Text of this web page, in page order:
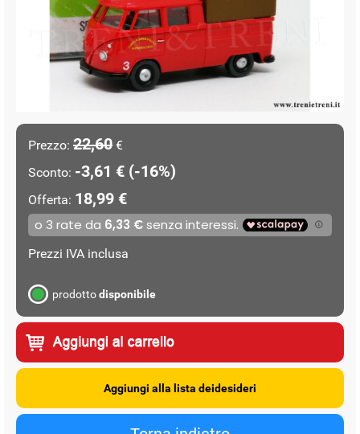
Prezzo: 22,60 €
Sconto: -3,61 € (-16%)
Offerta: 18,99 €
Prezzi IVA inclusa
prodottodisponibile